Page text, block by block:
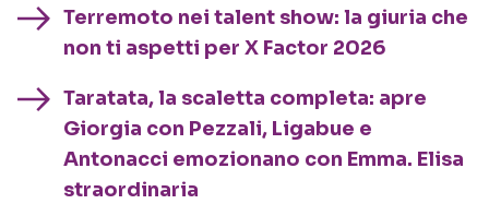
Terremoto nei talent show: la giuria che
non ti aspetti per X Factor 2026
Taratata, la scaletta completa: apre
Giorgia con Pezzali, Ligabue e
Antonacci emozionano con Emma. Elisa
straordinaria